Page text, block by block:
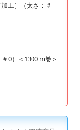
工）（太さ：＃
0）＜1300 m巻＞